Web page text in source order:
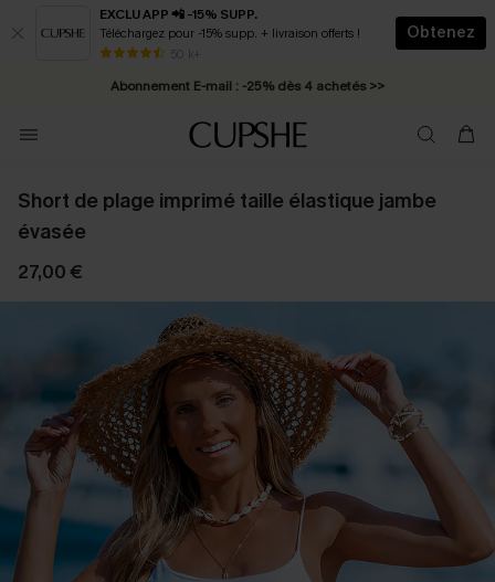
EXCLU APP 📲 -15% SUPP.
Téléchargez pour -15% supp. + livraison offerts !
50 k+
Obtenez
* Livraison éclair 2-3 jours ouvrés >>
Abonnement E-mail : -25% dès 4 achetés >>
Short de plage imprimé taille élastique jambe
évasée
27,00 €